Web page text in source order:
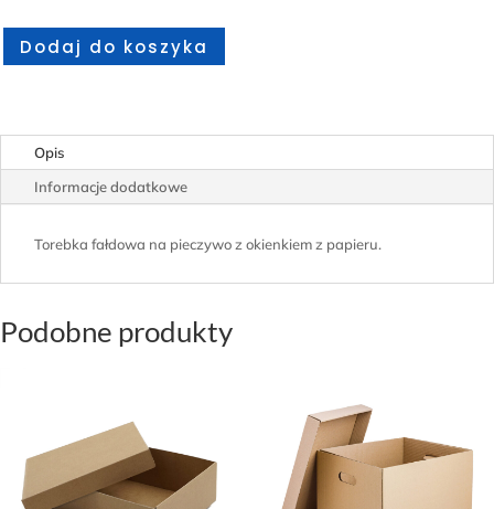
Dodaj do koszyka
Opis
Informacje dodatkowe
Torebka fałdowa na pieczywo z okienkiem z papieru.
Podobne produkty